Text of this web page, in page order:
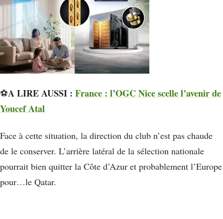
⚽A LIRE AUSSI : France : l’OGC Nice scelle l’avenir de
Youcef Atal
Face à cette situation, la direction du club n’est pas chaude
de le conserver. L’arrière latéral de la sélection nationale
pourrait bien quitter la Côte d’Azur et probablement l’Europe
pour…le Qatar.